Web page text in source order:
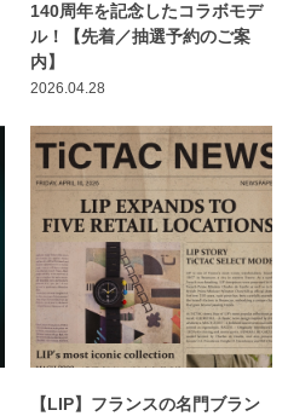
140周年を記念したコラボモデ
ル！【先着／抽選予約のご案
内】
2026.04.28
【LIP】フランスの名門ブラン